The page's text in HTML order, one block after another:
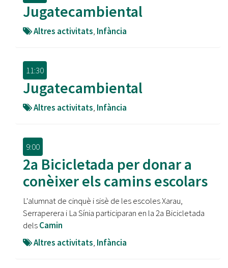
Jugatecambiental
Altres activitats, Infància
11:30
Jugatecambiental
Altres activitats, Infància
9:00
2a Bicicletada per donar a
conèixer els camins escolars
L'alumnat de cinquè i sisè de les escoles Xarau,
Serraperera i La Sínia participaran en la 2a Bicicletada
delsCamin
Altres activitats, Infància